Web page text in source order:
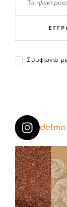
Συμφωνώ με